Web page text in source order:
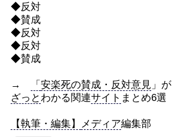
◆反対
◆賛成
◆反対
◆反対
◆賛成
→ 「 安楽死の賛成・反対意見 」が
ざっとわかる関連サイト まとめ6選
【執筆・編集】 メディア編集部